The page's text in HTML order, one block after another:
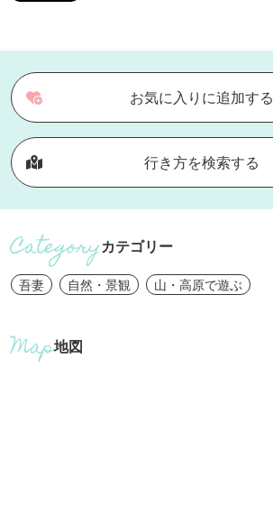
お気に入りに追加する
行き方を検索する
カテゴリー
吾妻 自然・景観 山・高原で遊ぶ
地図